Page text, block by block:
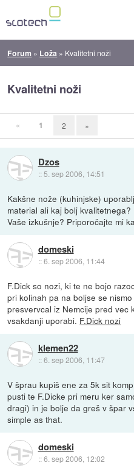
Forum » Loža » Kvalitetni noži
Kvalitetni noži
« 1 2 »
Dzos
:: 5. sep 2006, 14:51
Kakšne nože (kuhinjske)
material ali kaj bolj kvalitetnega?
Vaše izkušnje? Priporočajte mi
domeski
::6. sep 2006, 11:44
F.Dick so nozi, ki te ne bojo
pri kolinah pa na boljse se
presvervcal iz Nemcije pred vec
vsakdanji uporabi. F.Dick nozi
klemen22
::6. sep 2006, 11:47
V šprau kupiš ene za 5k sit
pusti te F.Dicke pri meru ker
dragi) in je bolje da greš v špar
simple as that.
domeski
::6. sep 2006, 12:02